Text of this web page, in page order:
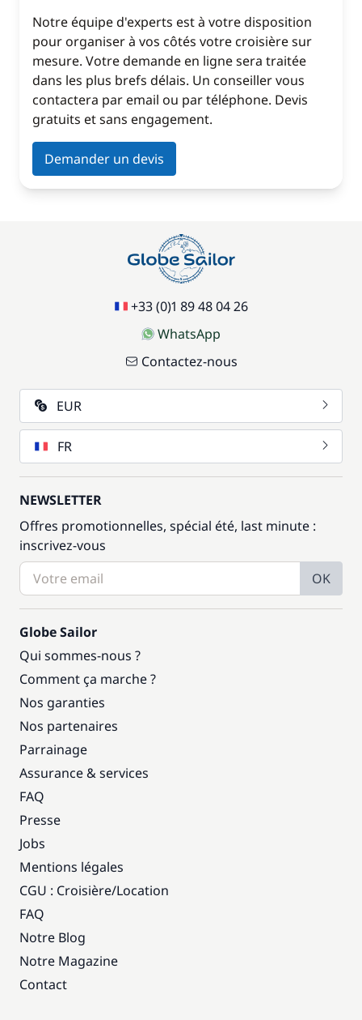
Notre équipe d'experts est à votre disposition
pour organiser à vos côtés votre croisière sur
mesure. Votre demande en ligne sera traitée
dans les plus brefs délais. Un conseiller vous
contactera par email ou par téléphone. Devis
gratuits et sans engagement.
Demander un devis
+33 (0)1 89 48 04 26
WhatsApp
Contactez-nous
EUR
FR
NEWSLETTER
Offres promotionnelles, spécial été, last minute :
inscrivez-vous
OK
Globe Sailor
Qui sommes-nous ?
Comment ça marche ?
Nos garanties
Nos partenaires
Parrainage
Assurance & services
FAQ
Presse
Jobs
Mentions légales
CGU : Croisière/Location
FAQ
Notre Blog
Notre Magazine
Contact